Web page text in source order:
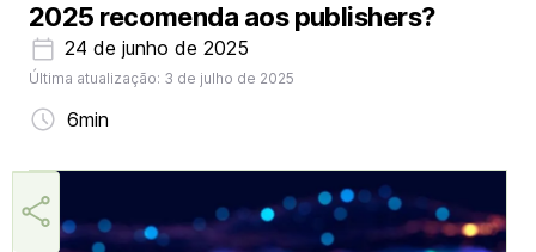
2025 recomenda aos publishers?
24 de junho de 2025
Última atualização: 3 de julho de 2025
6min